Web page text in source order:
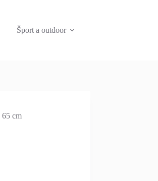
Šport a outdoor
65 cm